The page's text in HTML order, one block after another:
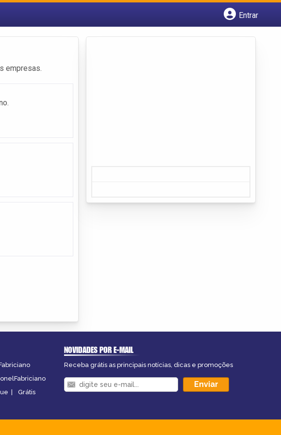
Entrar
empresas.
| Grátis
NOVIDADES POR E-MAIL
Receba grátis as principais notícias, dicas e promoções